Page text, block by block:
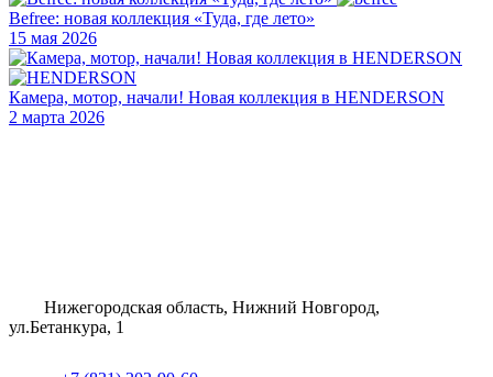
Befree: новая коллекция «Туда, где лето»
15 мая 2026
Камера, мотор, начали! Новая коллекция в HENDERSON
2 марта 2026
Нижегородская область, Нижний Новгород,
ул.Бетанкура, 1